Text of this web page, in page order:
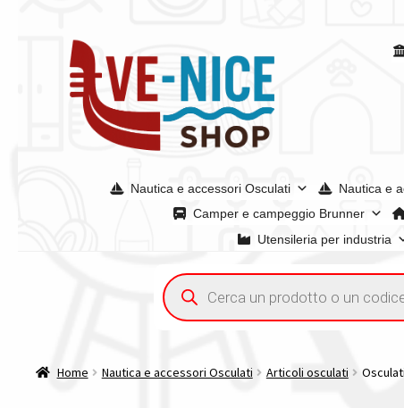
alla
navigazione
contenuto
Nautica e accessori Osculati Nautica e
Camper e campeggio Brunner
Utensileria per industria
Acquisto iva 4% (agevolata)Chi siamoCondizioni
Spedizioni in europaSpedizioni in italiaTutte le
Ricerca
prodotti
Home Nautica e accessori Osculati Articoli osculati